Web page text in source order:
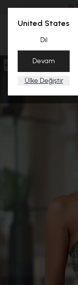
United States
Dil
Devam
Ülke Değiştir
İlk
BEST